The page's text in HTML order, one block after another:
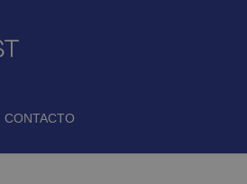
CONTACTO